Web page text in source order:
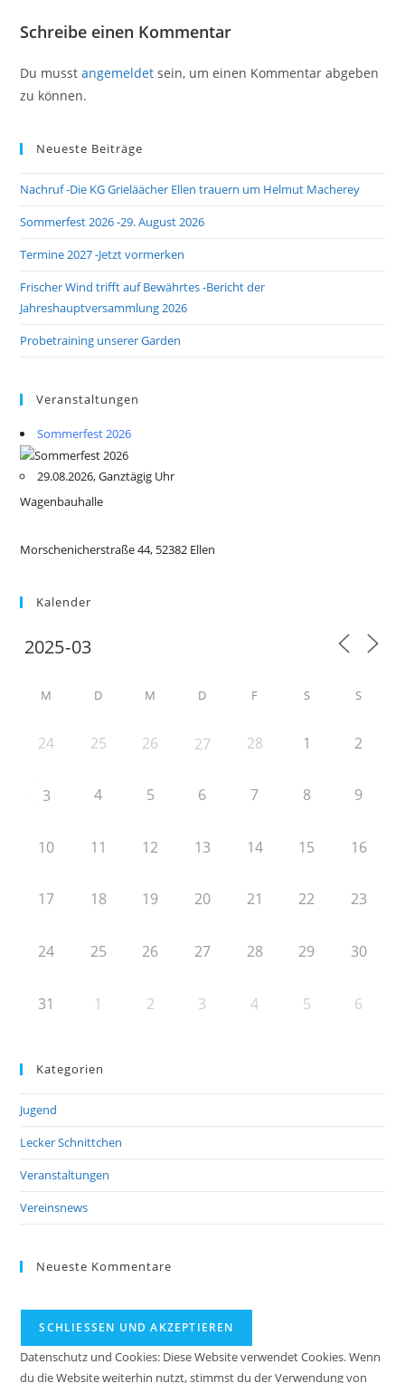
Schreibe einen Kommentar
Du musstangemeldet sein, um einen Kommentar abgeben
zu können.
Neueste Beiträge
Nachruf -Die KG Grieläächer Ellen trauern um Helmut Macherey
Sommerfest 2026 -29. August 2026
Termine 2027 -Jetzt vormerken
Frischer Wind trifft auf Bewährtes -Bericht der
Jahreshauptversammlung 2026
Probetraining unserer Garden
Veranstaltungen
Sommerfest 2026
29.08.2026, Ganztägig Uhr
Wagenbauhalle
Morschenicherstraße 44, 52382 Ellen
Kalender
M D M D F S S
24 25 26 27 28 1 2
3 4 5 6 7 8 9
10 11 12 13 14 15 16
17 18 19 20 21 22 23
24 25 26 27 28 29 30
31 1 2 3 4 5 6
Kategorien
Jugend
Lecker Schnittchen
Veranstaltungen
Vereinsnews
Neueste Kommentare
Datenschutz und Cookies: Diese Website verwendet Cookies. Wenn
du die Website weiterhin nutzt, stimmst du der Verwendung von